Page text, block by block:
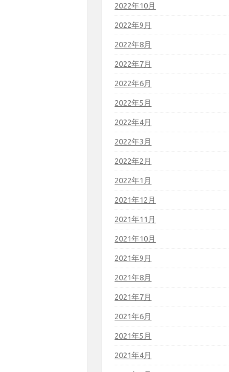
2022年10月
2022年9月
2022年8月
2022年7月
2022年6月
2022年5月
2022年4月
2022年3月
2022年2月
2022年1月
2021年12月
2021年11月
2021年10月
2021年9月
2021年8月
2021年7月
2021年6月
2021年5月
2021年4月